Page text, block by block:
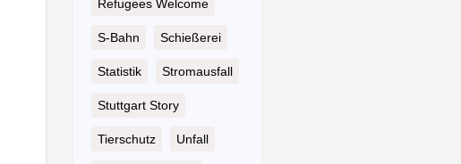
Refugees Welcome
S-Bahn Schießerei
Statistik Stromausfall
Stuttgart Story
Tierschutz Unfall